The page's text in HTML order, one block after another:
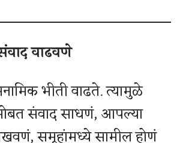
वाढवणे
भीती वाढते. त्यामुळे
संवाद साधणं, आपल्या
समूहांमध्ये सामील होणं